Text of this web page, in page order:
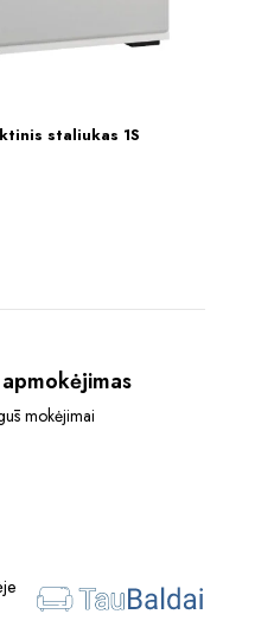
staliukas 1S
mokėjimai